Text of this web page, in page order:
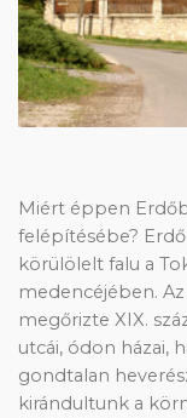
Miért éppen
felépítésébe?
körülölelt falu a
medencéjében.
megőrizte XIX.
utcái, ódon házai,
gondtalan
kirándultunk a